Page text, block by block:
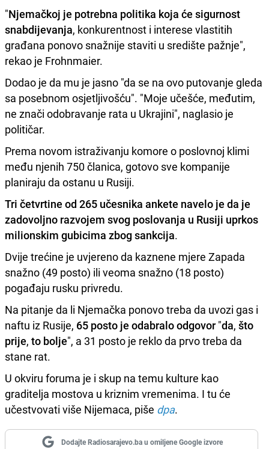
"Njemačkoj je potrebna politika koja će sigurnost
snabdijevanja, konkurentnost i interese vlastitih
građana ponovo snažnije staviti u središte pažnje",
rekao je Frohnmaier.
Dodao je da mu je jasno "da se na ovo putovanje gleda
sa posebnom osjetljivošću". "Moje učešće, međutim,
ne znači odobravanje rata u Ukrajini", naglasio je
političar.
Prema novom istraživanju komore o poslovnoj klimi
među njenih 750 članica, gotovo sve kompanije
planiraju da ostanu u Rusiji.
Tri četvrtine od 265 učesnika ankete navelo je da je
zadovoljno razvojem svog poslovanja u Rusiji uprkos
milionskim gubicima zbog sankcija.
Dvije trećine je uvjereno da kaznene mjere Zapada
snažno (49 posto) ili veoma snažno (18 posto)
pogađaju rusku privredu.
Na pitanje da li Njemačka ponovo treba da uvozi gas i
naftu iz Rusije, 65 posto je odabralo odgovor "da, što
prije, to bolje", a 31 posto je reklo da prvo treba da
stane rat.
U okviru foruma je i skup na temu kulture kao
graditelja mostova u kriznim vremenima. I tu će
učestvovati više Nijemaca, piše dpa.
Dodajte Radiosarajevo.ba u omiljene Google izvore